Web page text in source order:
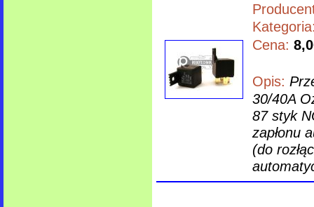
Cena:
Opis:
30/40A
87 styk
zapłonu
(do